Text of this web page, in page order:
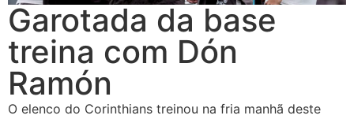
Garotada da base
treina com Dón
Ramón
O elenco do Corinthians treinou na fria manhã deste